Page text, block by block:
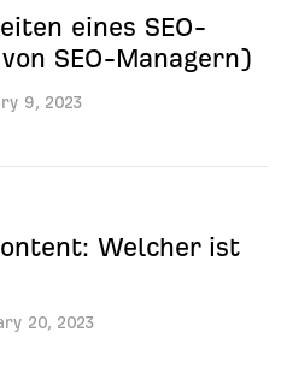
9, 2023
eines SEO-
SEO-Managern)
20, 2023
Welcher ist